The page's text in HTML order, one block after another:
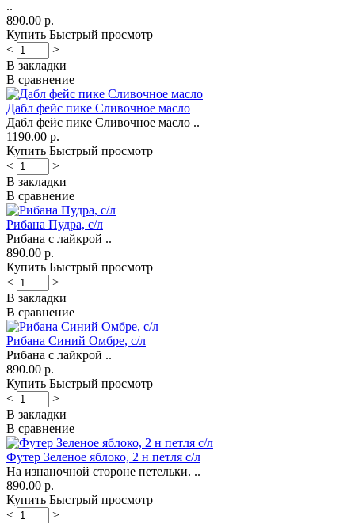
..
890.00 р.
Купить Быстрый просмотр
<
>
В закладки
В сравнение
Дабл фейс пике Сливочное масло
Дабл фейс пике Сливочное масло ..
1190.00 р.
Купить Быстрый просмотр
<
>
В закладки
В сравнение
Рибана Пудра, с/л
Рибана с лайкрой ..
890.00 р.
Купить Быстрый просмотр
<
>
В закладки
В сравнение
Рибана Синий Омбре, с/л
Рибана с лайкрой ..
890.00 р.
Купить Быстрый просмотр
<
>
В закладки
В сравнение
Футер Зеленое яблоко, 2 н петля с/л
На изнаночной стороне петельки. ..
890.00 р.
Купить Быстрый просмотр
<
>